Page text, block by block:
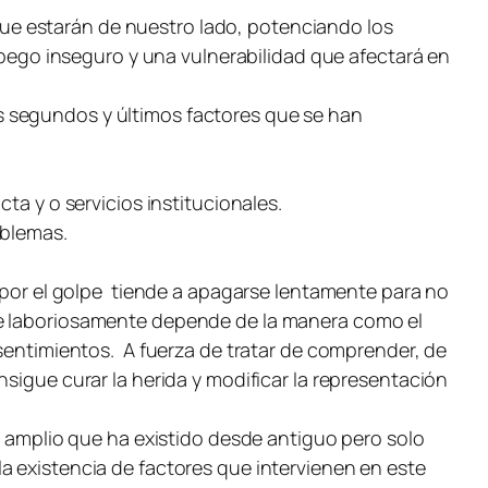
estarán de nuestro lado, potenciando los
inseguro y una vulnerabilidad que afectará en
y últimos factores que se han
y o servicios institucionales.
el golpe tiende a apagarse lentamente para no
depende de la manera como el
A fuerza de tratar de comprender, de
curar la herida y modificar la representación
que ha existido desde antiguo pero solo
existencia de factores que intervienen en este